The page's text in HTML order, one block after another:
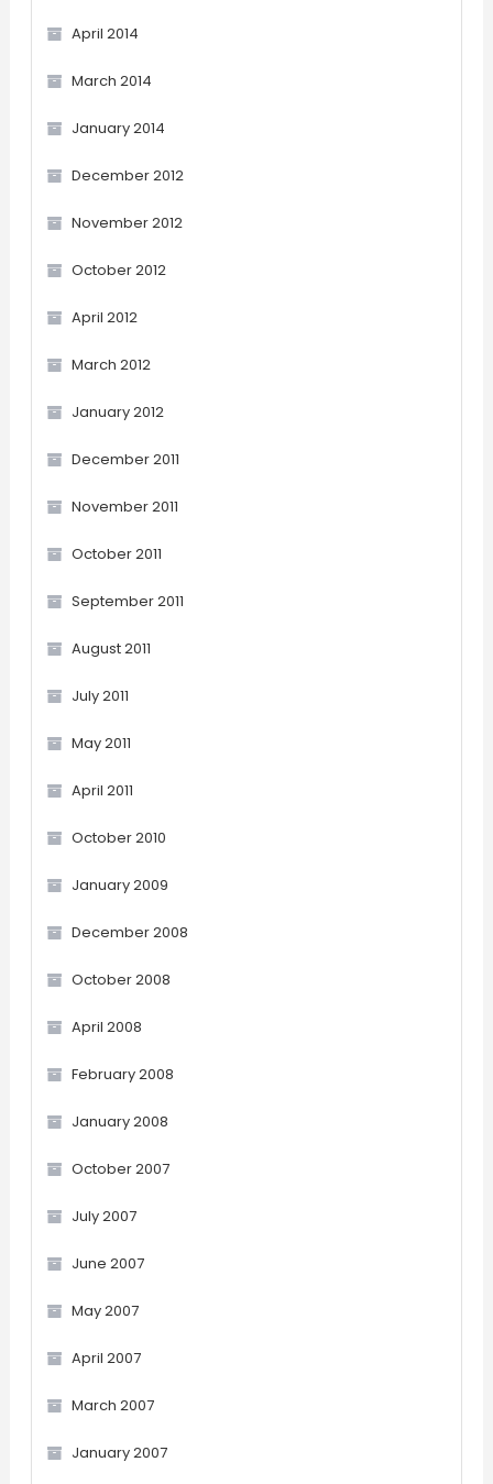
April 2014
March 2014
January 2014
December 2012
November 2012
October 2012
April 2012
March 2012
January 2012
December 2011
November 2011
October 2011
September 2011
August 2011
July 2011
May 2011
April 2011
October 2010
January 2009
December 2008
October 2008
April 2008
February 2008
January 2008
October 2007
July 2007
June 2007
May 2007
April 2007
March 2007
January 2007